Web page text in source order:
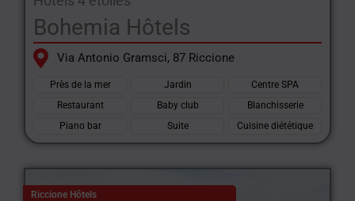
Bohemia Hôtels
Via Antonio Gramsci, 87 Riccione
Près de la mer Jardin
Centre SPA
Restaurant
Baby club
Blanchisserie
Piano bar
Suite Cuisine diététique
Riccione Hôtels